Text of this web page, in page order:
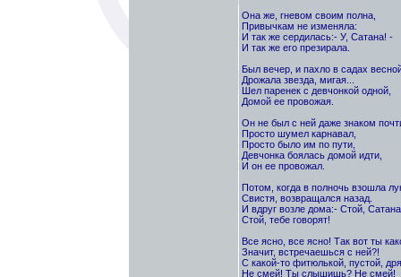
Она же, гневом своим полна,
Привычкам не изменяла:
И так же сердилась:- У, Сатана! -
И так же его презирала.
Был вечер, и пахло в садах
Дрожала звезда, мигая...
Шел паренек с девчонкой одной,
Домой ее провожая.
Он не был с ней даже знаком
Просто шумел карнавал,
Просто было им по пути,
Девчонка боялась домой идти,
И он ее провожал.
Потом, когда в полночь взошла
Свистя, возвращался назад.
И вдруг возле дома:- Стой,
Стой, тебе говорят!
Все ясно, все ясно! Так вот ты
Значит, встречаешься с ней?!
С какой-то фитюлькой, пустой,
Не смей! Ты слышишь? Не смей!